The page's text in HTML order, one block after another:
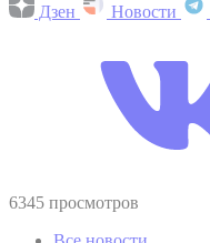
Дзен Новости
6345 просмотров